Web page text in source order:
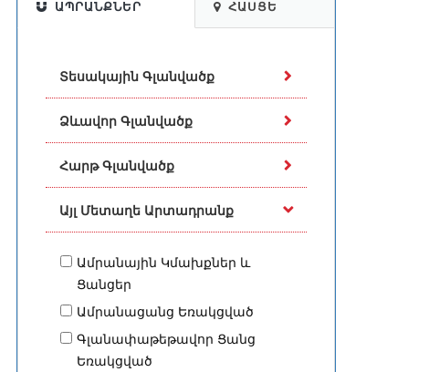
ԱՊՐԱՆՔՆԵՐ ՀԱՍՑԵ
Տեսակային Գլանվածք
Ձևավոր Գլանվածք
Հարթ Գլանվածք
Այլ Մետաղե Արտադրանք
Ամրանային Կմախքներ և
Ցանցեր
Ամրանացանց Եռակցված
Գլանափաթեթավոր Ցանց
Եռակցված